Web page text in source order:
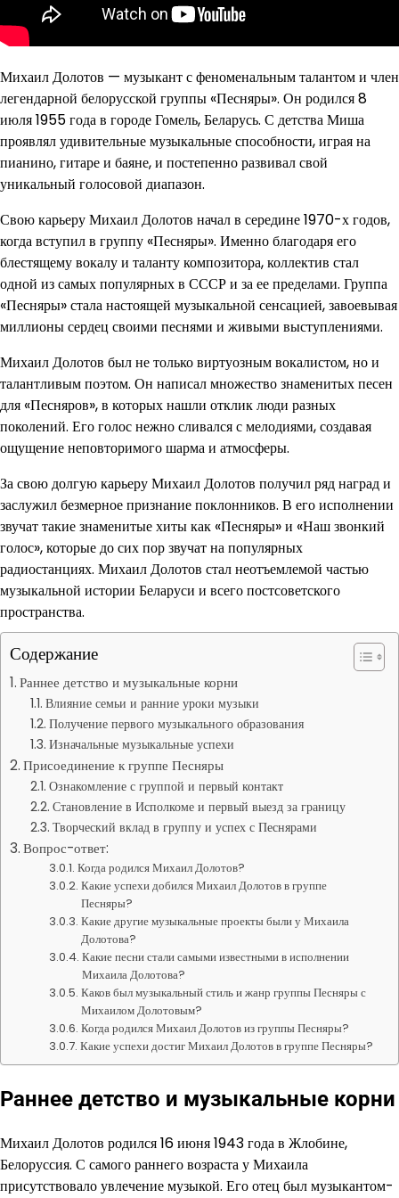
Михаил Долотов — музыкант с феноменальным талантом и член
легендарной белорусской группы «Песняры». Он родился 8
июля 1955 года в городе Гомель, Беларусь. С детства Миша
проявлял удивительные музыкальные способности, играя на
пианино, гитаре и баяне, и постепенно развивал свой
уникальный голосовой диапазон.
Свою карьеру Михаил Долотов начал в середине 1970-х годов,
когда вступил в группу «Песняры». Именно благодаря его
блестящему вокалу и таланту композитора, коллектив стал
одной из самых популярных в СССР и за ее пределами. Группа
«Песняры» стала настоящей музыкальной сенсацией, завоевывая
миллионы сердец своими песнями и живыми выступлениями.
Михаил Долотов был не только виртуозным вокалистом, но и
талантливым поэтом. Он написал множество знаменитых песен
для «Песняров», в которых нашли отклик люди разных
поколений. Его голос нежно сливался с мелодиями, создавая
ощущение неповторимого шарма и атмосферы.
За свою долгую карьеру Михаил Долотов получил ряд наград и
заслужил безмерное признание поклонников. В его исполнении
звучат такие знаменитые хиты как «Песняры» и «Наш звонкий
голос», которые до сих пор звучат на популярных
радиостанциях. Михаил Долотов стал неотъемлемой частью
музыкальной истории Беларуси и всего постсоветского
пространства.
Содержание
Раннее детство и музыкальные корни
Влияние семьи и ранние уроки музыки
Получение первого музыкального образования
Изначальные музыкальные успехи
Присоединение к группе Песняры
Ознакомление с группой и первый контакт
Становление в Исполкоме и первый выезд за границу
Творческий вклад в группу и успех с Песнярами
Вопрос-ответ:
Когда родился Михаил Долотов?
Какие успехи добился Михаил Долотов в группе
Песняры?
Какие другие музыкальные проекты были у Михаила
Долотова?
Какие песни стали самыми известными в исполнении
Михаила Долотова?
Каков был музыкальный стиль и жанр группы Песняры с
Михаилом Долотовым?
Когда родился Михаил Долотов из группы Песняры?
Какие успехи достиг Михаил Долотов в группе Песняры?
Раннее детство и музыкальные корни
Михаил Долотов родился 16 июня 1943 года в Жлобине,
Белоруссия. С самого раннего возраста у Михаила
присутствовало увлечение музыкой. Его отец был музыкантом-